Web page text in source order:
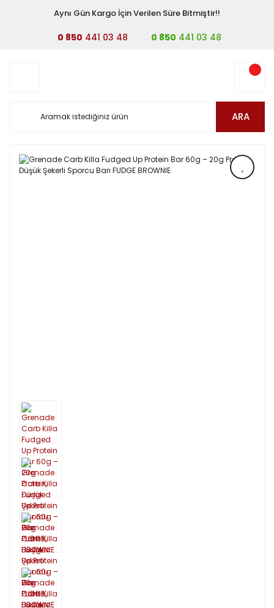
Aynı Gün Kargo İçin Verilen Süre Bitmiştir!!
0 850 441 03 48 0 850 441 03 48
ARA